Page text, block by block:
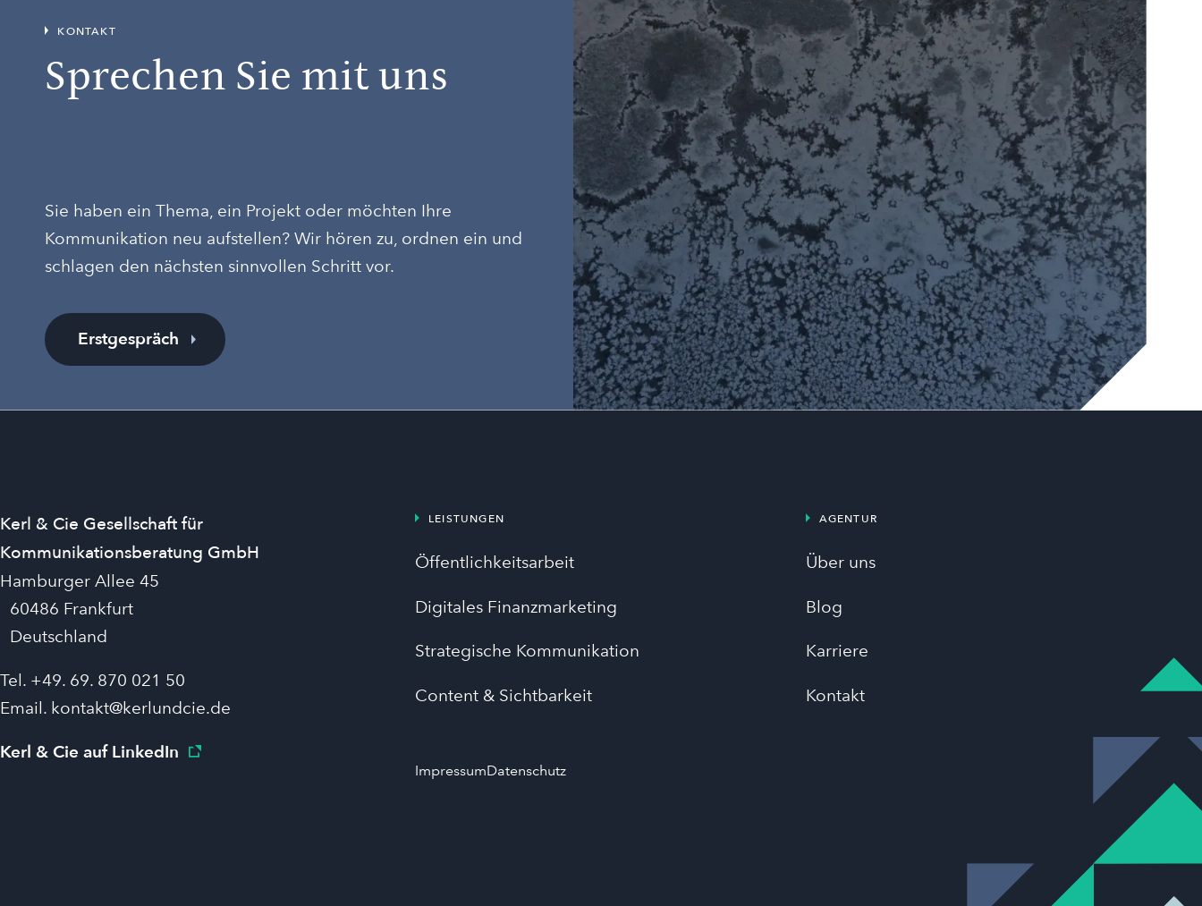
KONTAKT
Sprechen Sie mit uns
Sie haben ein Thema, ein Projekt oder möchten Ihre
Kommunikation neu aufstellen? Wir hören zu, ordnen ein und
schlagen den nächsten sinnvollen Schritt vor.
Erstgespräch
Kerl & Cie Gesellschaft für
Kommunikationsberatung GmbH
Hamburger Allee 45
60486 Frankfurt
Deutschland
Tel. +49. 69. 870 021 50
Email. kontakt@kerlundcie.de
Kerl & Cie auf LinkedIn
LEISTUNGEN
Öffentlichkeitsarbeit
Digitales Finanzmarketing
Strategische Kommunikation
Content & Sichtbarkeit
AGENTUR
Über uns
Blog
Karriere
Kontakt
ImpressumDatenschutz